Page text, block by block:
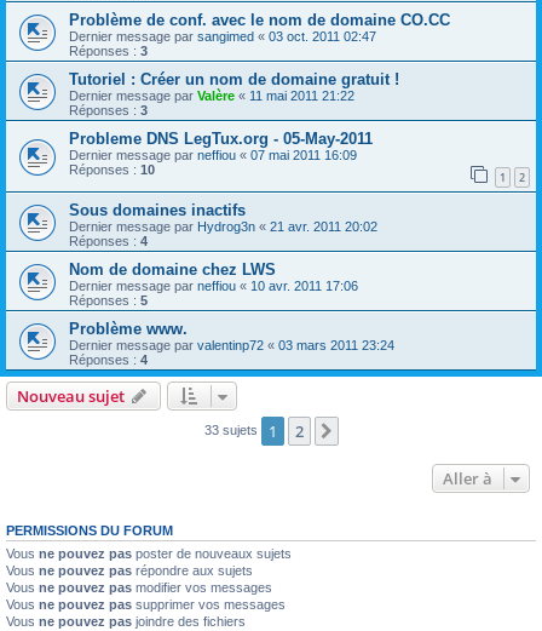
Problème de conf. avec le nom de domaine CO.CC
Dernier message par sangimed « 03 oct. 2011 02:47
Réponses : 3
Tutoriel : Créer un nom de domaine gratuit !
Dernier message par Valère « 11 mai 2011 21:22
Réponses : 3
Probleme DNS LegTux.org - 05-May-2011
Dernier message par neffiou « 07 mai 2011 16:09
Réponses : 10 1 2
Sous domaines inactifs
Dernier message par Hydrog3n « 21 avr. 2011 20:02
Réponses : 4
Nom de domaine chez LWS
Dernier message par neffiou « 10 avr. 2011 17:06
Réponses : 5
Problème www.
Dernier message par valentinp72 « 03 mars 2011 23:24
Réponses : 4
Nouveau sujet
33 sujets 1 2
Aller à
PERMISSIONS DU FORUM
Vous ne pouvez pas poster de nouveaux sujets
Vous ne pouvez pas répondre aux sujets
Vous ne pouvez pas modifier vos messages
Vous ne pouvez pas supprimer vos messages
Vous ne pouvez pas joindre des fichiers